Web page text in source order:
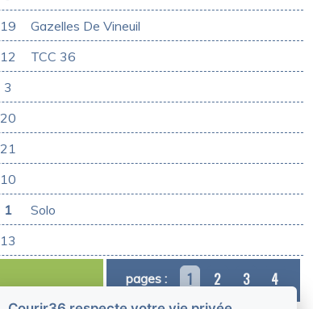
19 Gazelles De Vineuil
12 TCC 36
3
20
21
10
1 Solo
13
pages : 1 2 3 4